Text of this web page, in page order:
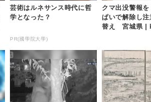
芸術はルネサンス時代に哲
学となった？
PR(國學院大學)
クマ出没警報
ぱいで解除し注
替え 宮城県 |